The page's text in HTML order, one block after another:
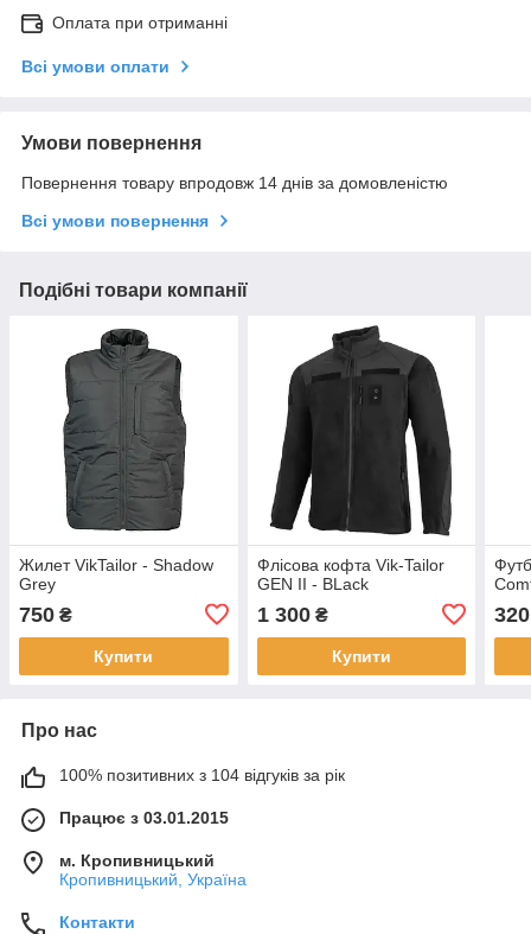
Оплата при отриманні
Всі умови оплати
Умови повернення
Повернення товару впродовж 14 днів за домовленістю
Всі умови повернення
Подібні товари компанії
Жилет VikTailor - Shadow
Grey
750 ₴
Купити
Флісова кофта Vik-Tailor
GEN II - BLack
1 300₴
Купити
320
Про нас
100% позитивних з 104 відгуків за рік
Працює з 03.01.2015
м. Кропивницький
Кропивницький, Україна
Контакти